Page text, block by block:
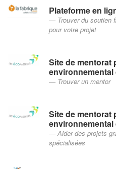
Plateforme en
Trouver du soutien
pour votre projet
Site de mentorat
environnemental
Trouver un mentor
Site de mentorat
environnemental
Aider des projets
spécialisées